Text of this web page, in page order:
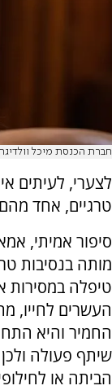
חברת הכנסת מיכל וולדיגר
לצערי, לעיתים
טרגיים, אחד
סיפור אמיתי,
מותה בנסיבות
טיפלה במסירות
העשרים לחייו,
החמיר והיא
שיתף פעולה
הביתה או